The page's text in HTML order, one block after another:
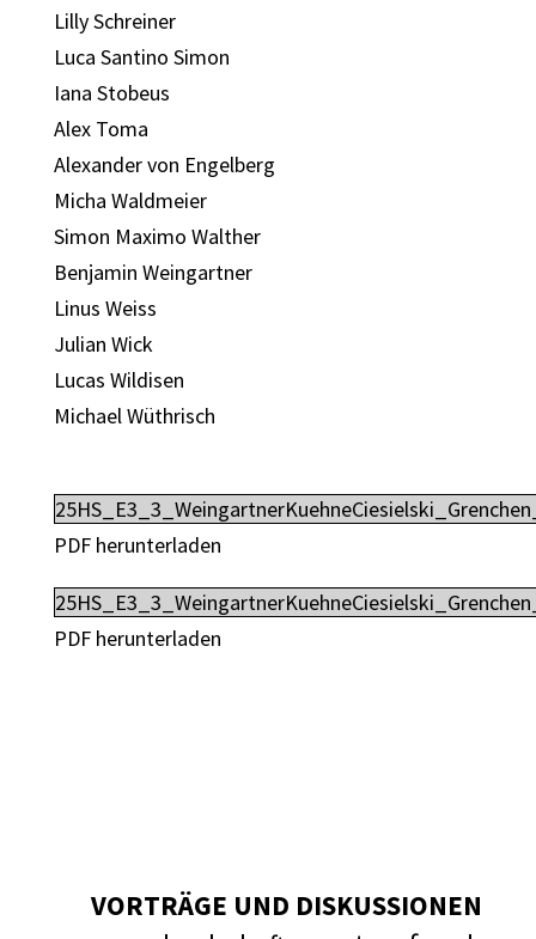
Lilly Schreiner
Luca Santino Simon
Iana Stobeus
Alex Toma
Alexander von Engelberg
Micha Waldmeier
Simon Maximo Walther
Benjamin Weingartner
Linus Weiss
Julian Wick
Lucas Wildisen
Michael Wüthrisch
PDF herunterladen
PDF herunterladen
VORTRÄGE UND DISKUSSIONEN